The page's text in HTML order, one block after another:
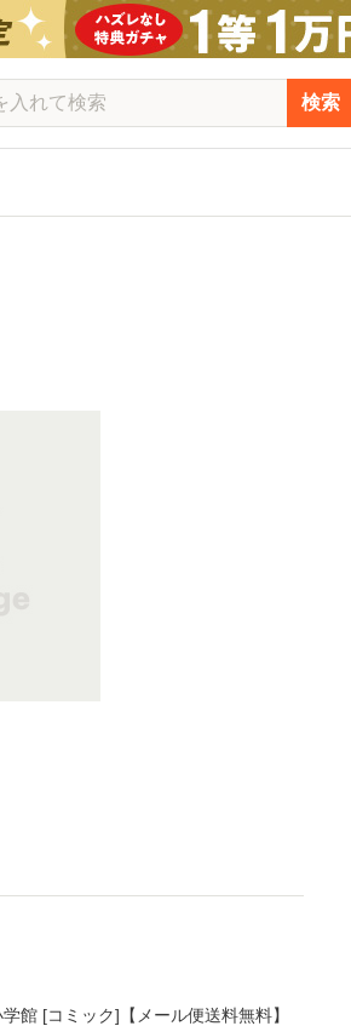
検索
館 [コミック]【メール便送料無料】